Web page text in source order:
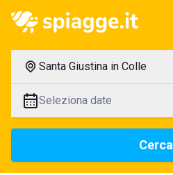
Santa Giustina in Colle
Seleziona date
Cerca